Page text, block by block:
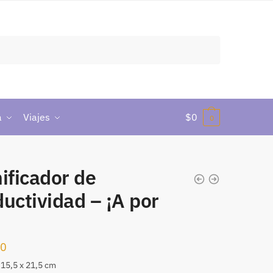
Viajes $0 0
de
– ¡A por
x 21,5 cm